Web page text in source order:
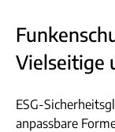
Vielseitige
ESG-
anpassbare